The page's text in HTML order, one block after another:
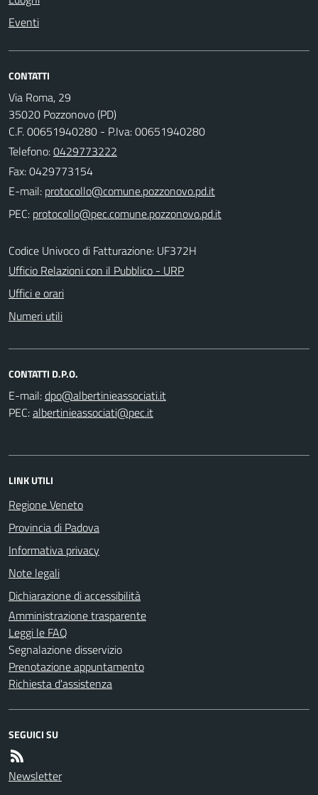
Eventi
CONTATTI
Via Roma, 29
35020 Pozzonovo (PD)
C.F. 00651940280 - P.Iva: 00651940280
Telefono:0429773222
Fax: 0429773154
E-mail:
PEC:
Codice Univoco di Fatturazione: UF372H
Ufficio Relazioni con il Pubblico - URP
Uffici e orari
Numeri utili
CONTATTI D.P.O.
E-mail:
PEC:
LINK UTILI
Regione Veneto
Provincia di Padova
Informativa privacy
Note legali
Dichiarazione di accessibilità
Amministrazione trasparente
Leggi le FAQ
Segnalazione disservizio
Prenotazione appuntamento
Richiesta d'assistenza
SEGUICI SU
Newsletter